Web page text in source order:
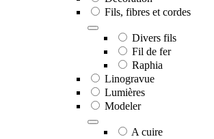
Fils, fibres et cordes
Divers fils
Fil de fer
Raphia
Linogravue
Lumières
Modeler
A cuire